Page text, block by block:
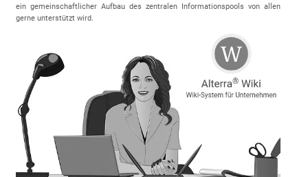
ein gemeinschaftlicher Aufbau des zentralen Informationspools von allen
gerne unterstützt wird.